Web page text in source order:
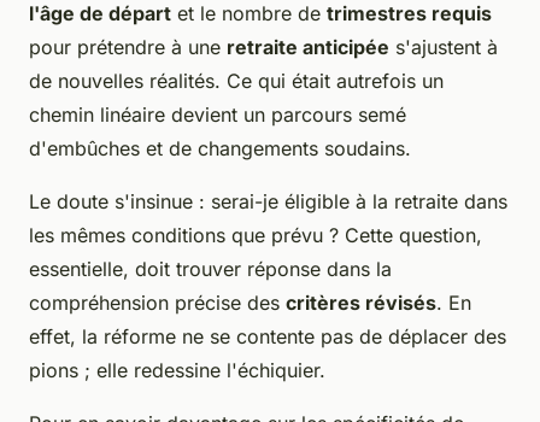
l'âge de départ et le nombre de trimestres requis
pour prétendre à une retraite anticipée s'ajustent à
de nouvelles réalités. Ce qui était autrefois un
chemin linéaire devient un parcours semé
d'embûches et de changements soudains.
Le doute s'insinue : serai-je éligible à la retraite dans
les mêmes conditions que prévu ? Cette question,
essentielle, doit trouver réponse dans la
compréhension précise des critères révisés. En
effet, la réforme ne se contente pas de déplacer des
pions ; elle redessine l'échiquier.